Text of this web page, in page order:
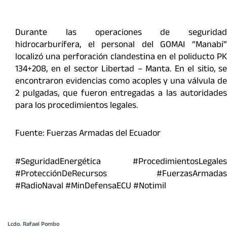
Durante las operaciones de seguridad
hidrocarburífera, el personal del GOMAI “Manabí”
localizó una perforación clandestina en el poliducto PK
134+208, en el sector Libertad – Manta. En el sitio, se
encontraron evidencias como acoples y una válvula de
2 pulgadas, que fueron entregadas a las autoridades
para los procedimientos legales.
Fuente: Fuerzas Armadas del Ecuador
#SeguridadEnergética #ProcedimientosLegales
#ProtecciónDeRecursos #FuerzasArmadas
#RadioNaval #MinDefensaECU #Notimil
Lcdo. Rafael Pombo